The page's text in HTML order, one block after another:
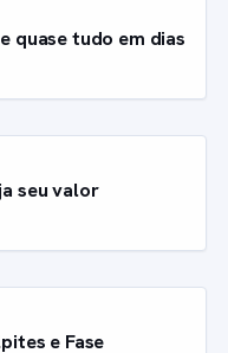
quase tudo em dias
seu valor
e Fase